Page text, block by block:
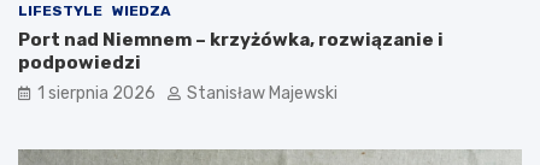
LIFESTYLE WIEDZA
Port nad Niemnem – krzyżówka, rozwiązanie i
podpowiedzi
1 sierpnia 2026 Stanisław Majewski